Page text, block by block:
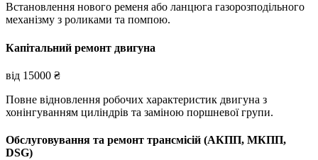
Встановлення нового ременя або ланцюга газорозподільного
механізму з роликами та помпою.
Капітальний ремонт двигуна
від 15000 ₴
Повне відновлення робочих характеристик двигуна з
хонінгуванням циліндрів та заміною поршневої групи.
Обслуговування та ремонт трансмісій (АКПП, МКПП,
DSG)